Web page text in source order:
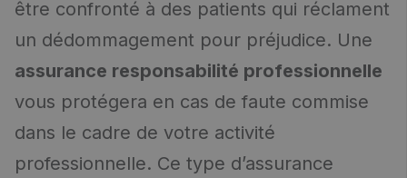
être confronté à des patients qui réclament
un dédommagement pour préjudice. Une
assurance responsabilité professionnelle
vous protégera en cas de faute commise
dans le cadre de votre activité
professionnelle. Ce type d’assurance